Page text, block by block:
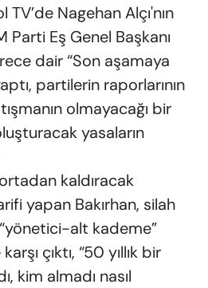
TV’de Nagehan Alçı'nın
Parti Eş Genel Başkanı
dair “Son aşamaya
partilerin raporlarının
olmayacağı bir
yasaların
ortadan kaldıracak
yapan Bakırhan, silah
alt kademe”
çıktı, “50 yıllık bir
kim almadı nasıl
HABERLERİ